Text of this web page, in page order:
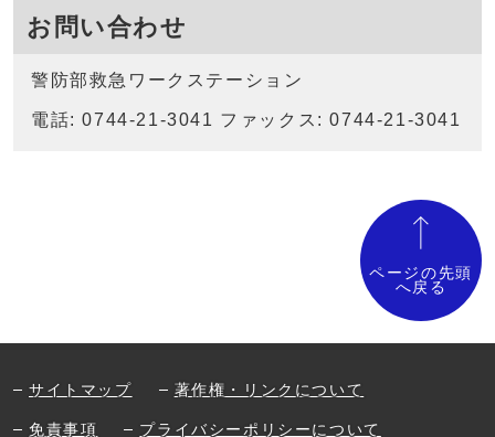
お問い合わせ
警防部救急ワークステーション
電話: 0744-21-3041 ファックス: 0744-21-3041
ページの先頭
へ戻る
サイトマップ 著作権・リンクについて
免責事項 プライバシーポリシーについて